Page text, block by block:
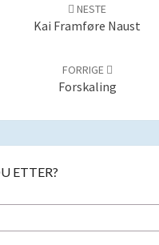
NESTE
Kai Framføre Naust
FORRIGE
Forskaling
ETTER?